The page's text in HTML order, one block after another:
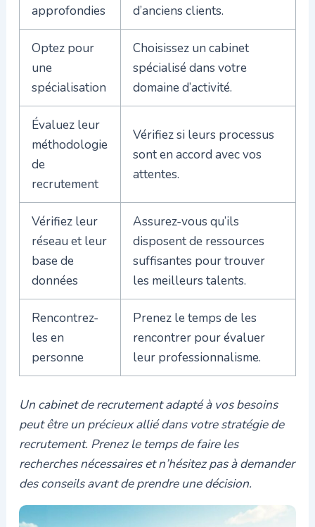
approfondies
d’anciens clients.
Optez pour
une
spécialisation
Choisissez un cabinet
spécialisé dans votre
domaine d’activité.
Évaluez leur
méthodologie
de
recrutement
Vérifiez si leurs processus
sont en accord avec vos
attentes.
Vérifiez leur
réseau et leur
base de
données
Assurez-vous qu’ils
disposent de ressources
suffisantes pour trouver
les meilleurs talents.
Rencontrez-
les en
personne
Prenez le temps de les
rencontrer pour évaluer
leur professionnalisme.
Un cabinet de recrutement adapté à vos besoins
peut être un précieux allié dans votre stratégie de
recrutement. Prenez le temps de faire les
recherches nécessaires et n’hésitez pas à demander
des conseils avant de prendre une décision.